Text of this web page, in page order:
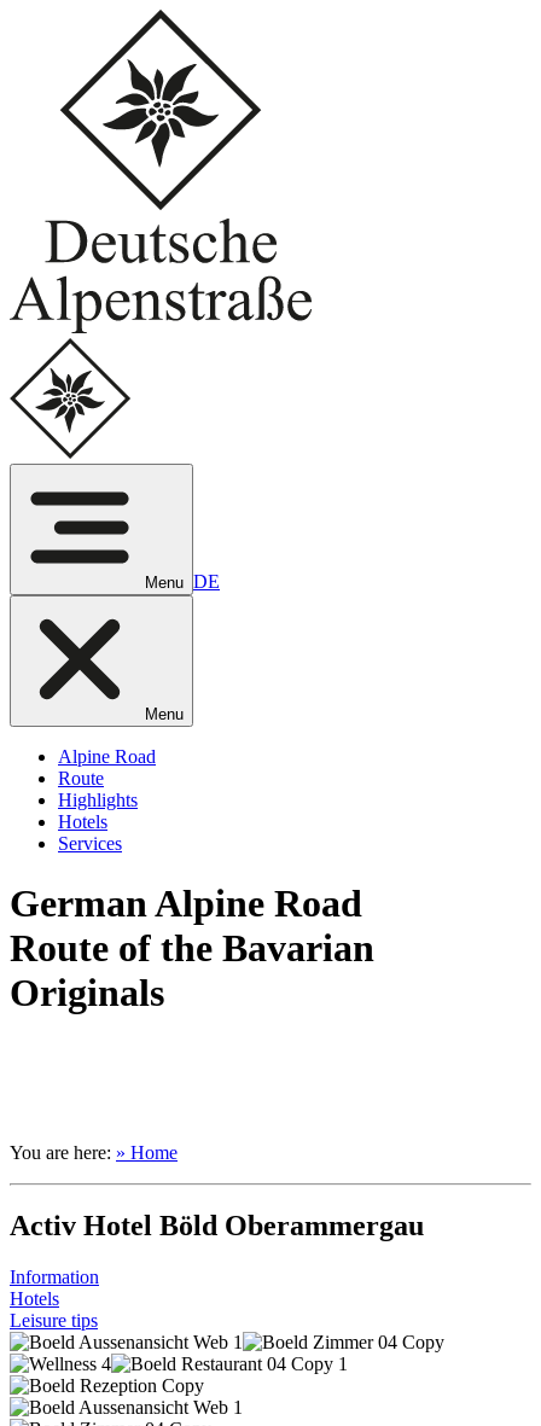
Menu DE
Menu
Alpine Road
Route
Highlights
Hotels
Services
GermanAlpine Road
Route of the Bavarian
Originals
You are here: » Home
Activ Hotel Böld Oberammergau
Information
Hotels
Leisure tips